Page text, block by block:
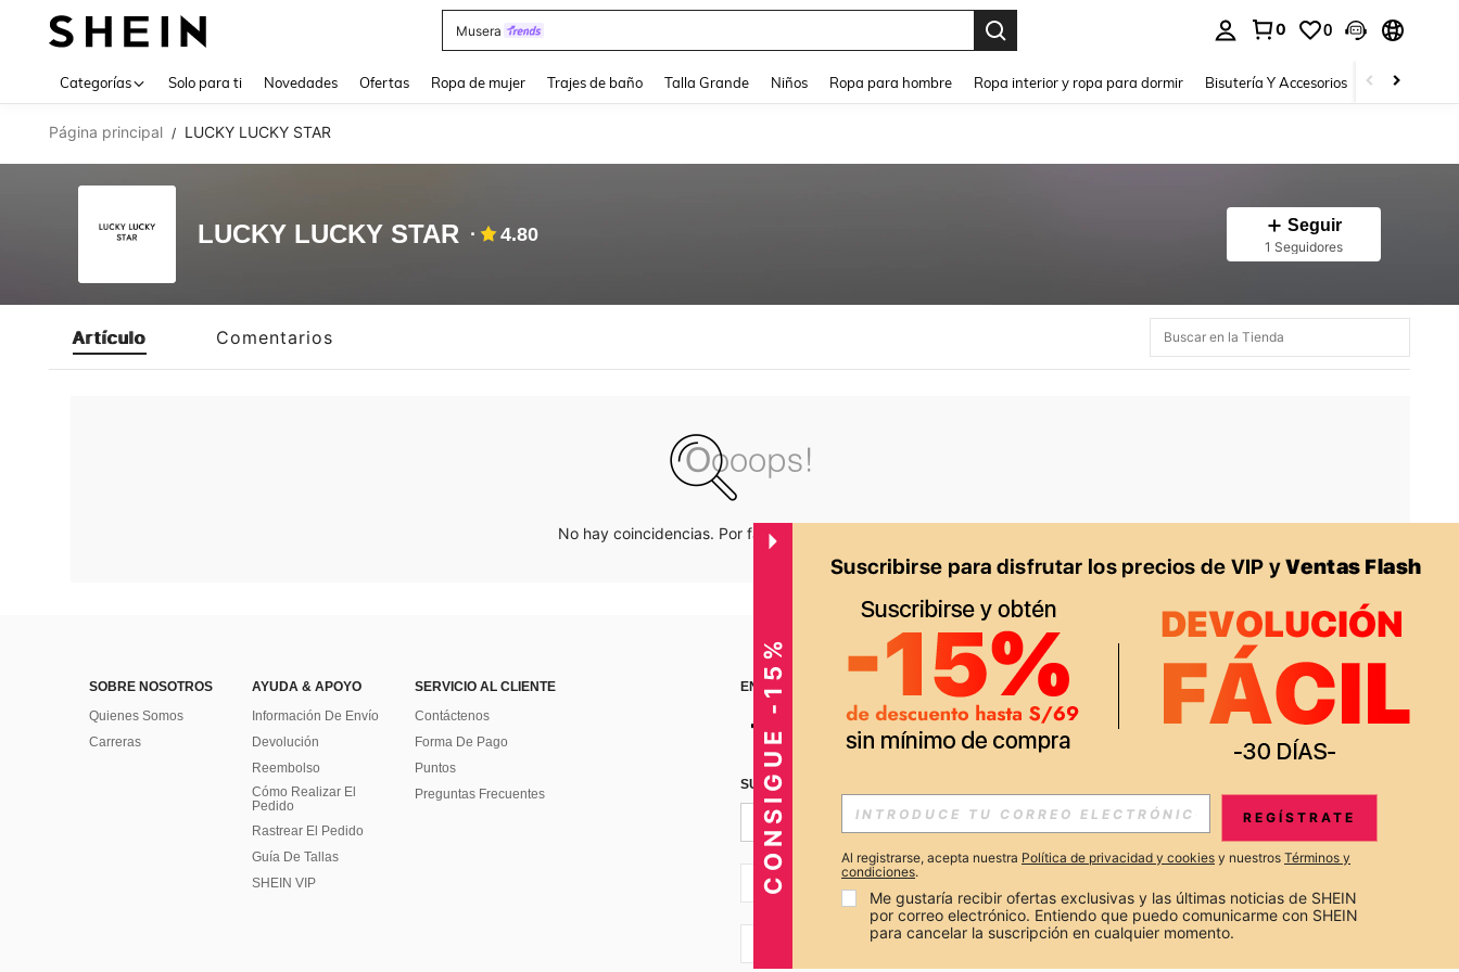
Musera
0 0
Categorías Solo para ti Novedades Ofertas Ropa de mujer Trajes de baño Talla Grande Niños Ropa para hombre Ropa interior y ropa para dormir Bisutería Y Accesorios Zapatos
Página principal / LUCKY LUCKY STAR
LUCKY LUCKY STAR 4.80 Seguir
1 Seguidores
Artículo Comentarios
No hay coincidencias. Por favor inténtalo de nuevo.
SOBRE NOSOTROS
Quienes Somos
Carreras
AYUDA & APOYO
Información De Envío
Devolución
Reembolso
Cómo Realizar El
Pedido
Rastrear El Pedido
Guía De Tallas
SHEIN VIP
SERVICIO AL CLIENTE
Contáctenos
Forma De Pago
Puntos
Preguntas Frecuentes
ENCUÉNTRANOS EN APP
SUSCRÍBETE PARA RECIBIR OFERTAS EXCLUSIVAS, PROMOCIONES Y NOTICIAS DE SHEIN
Suscribir
PE + 51
CONSIGUE -15% REGÍSTRATE
Al registrarse, acepta nuestra Política de privacidad y cookies y nuestros Términos y
condiciones.
Me gustaría recibir ofertas exclusivas y las últimas noticias de SHEIN
por correo electrónico. Entiendo que puedo comunicarme con SHEIN
para cancelar la suscripción en cualquier momento.